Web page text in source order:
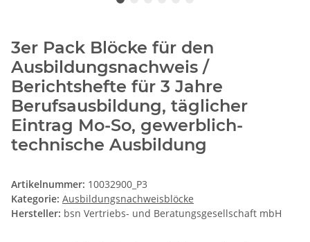
3er Pack Blöcke für den
Ausbildungsnachweis /
Berichtshefte für 3 Jahre
Berufsausbildung, täglicher
Eintrag Mo-So, gewerblich-
technische Ausbildung
Artikelnummer: 10032900_P3
Kategorie: Ausbildungsnachweisblöcke
Hersteller: bsn Vertriebs- und Beratungsgesellschaft mbH